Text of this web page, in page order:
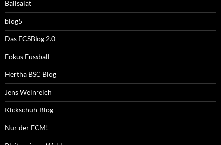
Ballsalat
blog5
Das FCSBlog 2.0
Fokus Fussball
Hertha BSC Blog
Jens Weinreich
Kickschuh-Blog
Nur der FCM!